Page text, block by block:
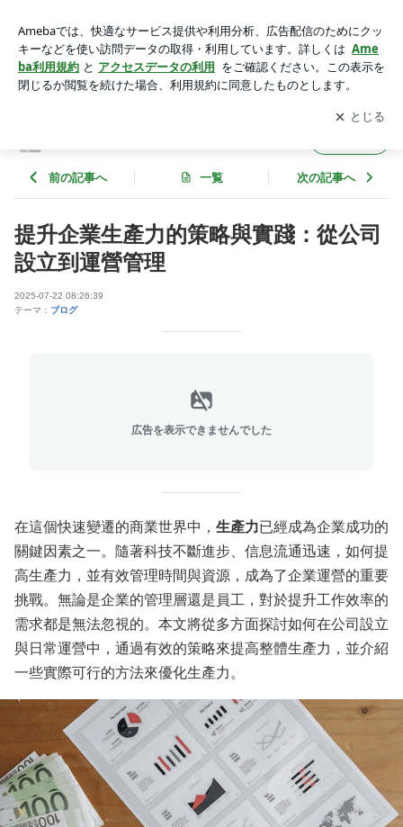
699のブログアプリをダウンロードして ブログの更新通知
を受け取りまし
ょう。
開く
前の記事へ 一覧 次の記事へ
提升企業生產力的策略與實踐：從公司
設立到運營管理
2025-07-22 08:26:39
テーマ： ブログ
広告を表示できませんでした
在這個快速變遷的商業世界中， 生產力已經成為企業成功的
關鍵因素之一。隨著科技不斷進步、信息流通迅速，如何提
高生產力，並有效管理時間與資源，成為了企業運營的重要
挑戰。無論是企業的管理層還是員工，對於提升工作效率的
需求都是無法忽視的。本文將從多方面探討如何在公司設立
與日常運營中，通過有效的策略來提高整體生產力，並介紹
一些實際可行的方法來優化生產力。